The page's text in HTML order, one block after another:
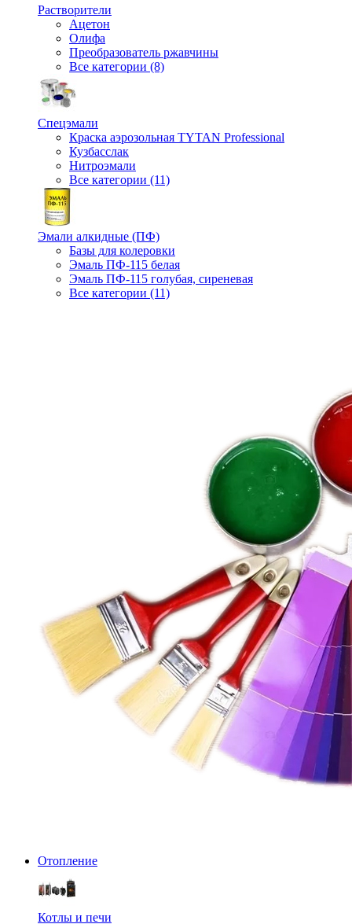
Растворители
Ацетон
Олифа
Преобразователь ржавчины
Все категории (8)
Спецэмали
Краска аэрозольная TYTAN Professional
Кузбасслак
Нитроэмали
Все категории (11)
Эмали алкидные (ПФ)
Базы для колеровки
Эмаль ПФ-115 белая
Эмаль ПФ-115 голубая, сиреневая
Все категории (11)
Отопление
Котлы и печи